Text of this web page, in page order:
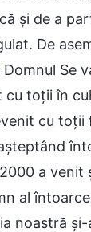
și de a
De
Se
cu toții în
cu toții
a venit
al
noastră și-